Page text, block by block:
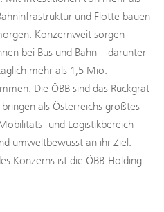
und Flotte bauen
Konzernweit sorgen
bei Bus und Bahn – darunter
mehr als 1,5 Mio.
Die ÖBB sind das Rückgrat
als Österreichs größtes
und Logistikbereich
umweltbewusst an ihr Ziel.
Konzerns ist die ÖBB-Holding